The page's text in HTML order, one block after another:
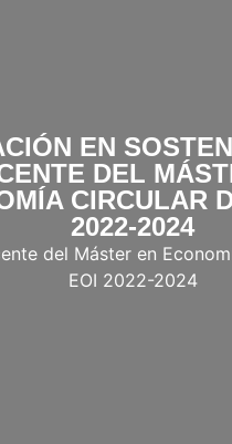
EN
DEL
CIRCULAR
2022-2024
del Máster en
EOI 2022-2024